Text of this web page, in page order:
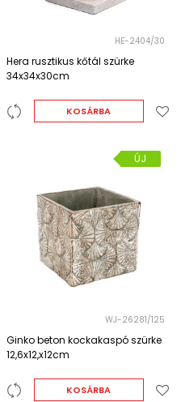
HE-2404/30
Hera rusztikus kőtál szürke
34x34x30cm
KOSÁRBA
ÚJ
WJ-26281/125
Ginko beton kockakaspó szürke
12,6x12,x12cm
KOSÁRBA